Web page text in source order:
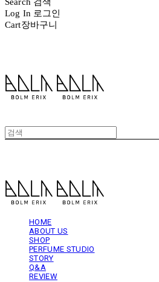
Log In 로그인
Cart장바구니
HOME
ABOUT US
SHOP
PERFUME STUDIO
STORY
Q&A
REVIEW